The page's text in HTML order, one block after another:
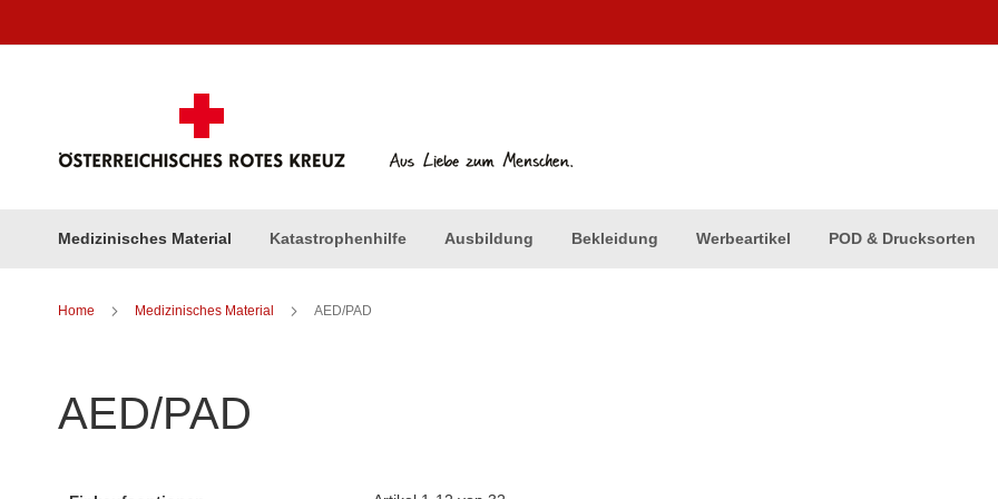
zum
Medizinisches Material Katastrophenhilfe Ausbildung Bekleidung Werbeartikel POD & Drucksorten
Home Medizinisches Material AED/PAD
AED/PAD